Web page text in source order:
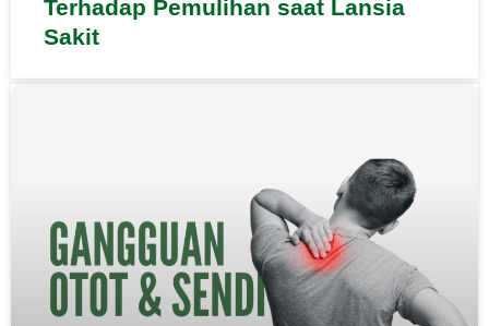
Terhadap Pemulihan saat Lansia
Sakit